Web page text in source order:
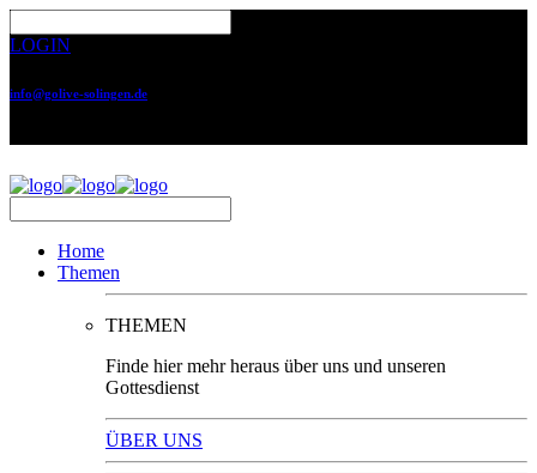
LOGIN
info@golive-solingen.de
Home
Themen
THEMEN
Finde hier mehr heraus über uns und unseren
Gottesdienst
ÜBER UNS